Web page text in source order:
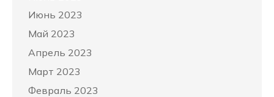
Июнь 2023
Май 2023
Апрель 2023
Март 2023
Февраль 2023